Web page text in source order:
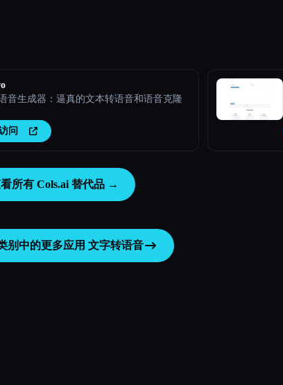
音生成器：逼真的文本转语音和语音克隆
问
所有 Cols.ai 替代品 →
别中的更多应用 文字转语音